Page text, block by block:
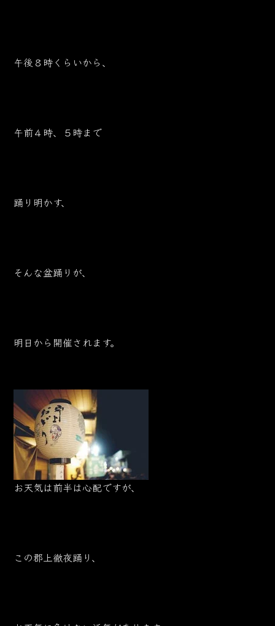
午後８時くらいから、
午前４時、５時まで
踊り明かす、
そんな盆踊りが、
明日から開催されます。
お天気は前半は心配ですが、
この郡上徹夜踊り、